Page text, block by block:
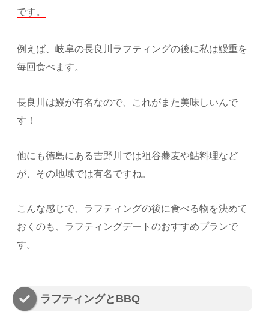
です。
例えば、岐阜の長良川ラフティングの後に私は鰻重を
毎回食べます。
長良川は鰻が有名なので、これがまた美味しいんで
す！
他にも徳島にある吉野川では祖谷蕎麦や鮎料理など
が、その地域では有名ですね。
こんな感じで、ラフティングの後に食べる物を決めて
おくのも、ラフティングデートのおすすめプランで
す。
ラフティングとBBQ